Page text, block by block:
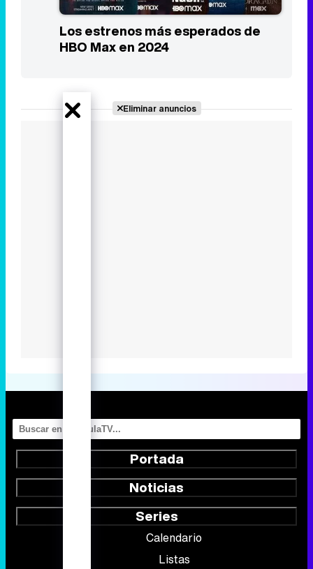
Los estrenos más esperados de
HBO Max en 2024
Eliminar anuncios
Portada
Noticias
Series
Calendario
Listas